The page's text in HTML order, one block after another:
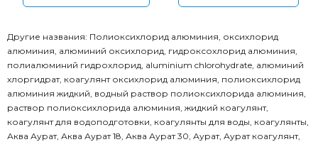
Другие названия: Полиоксихлорид алюминия, оксихлорид
алюминия, алюминий оксихлорид, гидроксохлорид алюминия,
полиалюминий гидрохлорид, aluminium chlorohydrate, алюминий
хлоргидрат, коагулянт оксихлорид алюминия, полиоксихлорид
алюминия жидкий, водный раствор полиоксихлорида алюминия,
раствор полиоксихлорида алюминия, жидкий коагулянт,
коагулянт для водоподготовки, коагулянты для воды, коагулянты,
Аква Аурат, Аква Аурат 18, Аква Аурат 30, Аурат, Аурат коагулянт,